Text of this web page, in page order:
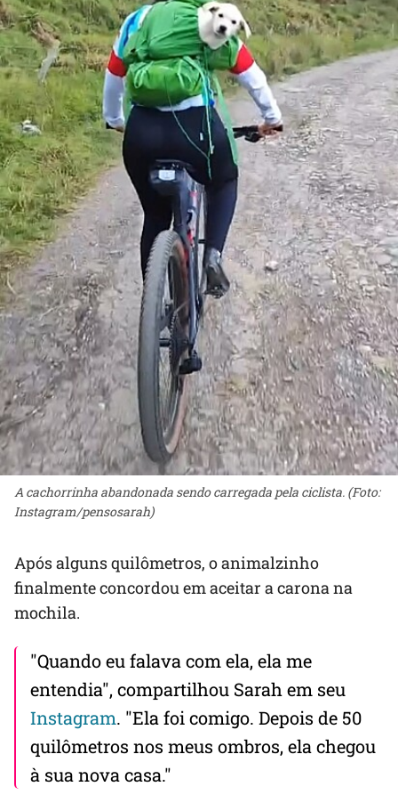
A cachorrinha abandonada sendo carregada pela ciclista. (Foto:
Instagram/pensosarah)
Após alguns quilômetros, o animalzinho
finalmente concordou em aceitar a carona na
mochila.
"Quando eu falava com ela, ela me
entendia", compartilhou Sarah em seu
Instagram. "Ela foi comigo. Depois de 50
quilômetros nos meus ombros, ela chegou
à sua nova casa."